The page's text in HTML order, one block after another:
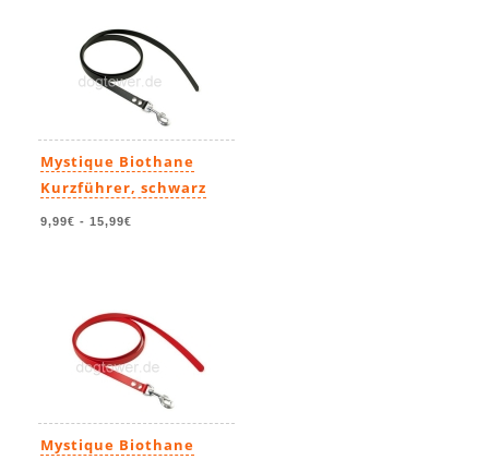
Mystique Biothane
Kurzführer, schwarz
9,99€ - 15,99€
Mystique Biothane